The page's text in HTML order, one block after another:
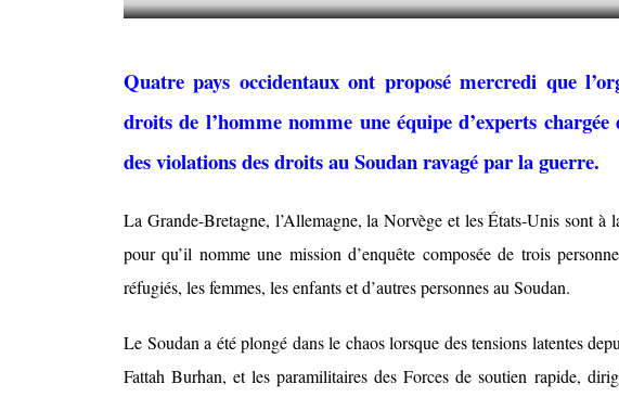
Quatre pays occidentaux ont proposé mercredi que
droits de l’homme nomme une équipe d’experts
des violations des droits au Soudan ravagé par la guerre.
La Grande-Bretagne, l’Allemagne, la Norvège et les États-Unis sont à
pour qu’il nomme une mission d’enquête composée de trois
réfugiés, les femmes, les enfants et d’autres personnes au Soudan.
Le Soudan a été plongé dans le chaos lorsque des tensions latentes
Fattah Burhan, et les paramilitaires des Forces de soutien rapide,